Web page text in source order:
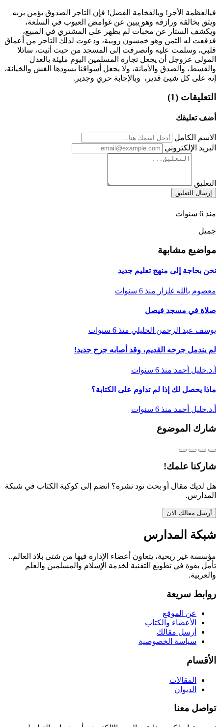
فيالعظمة الأجر! ويالفخامة الفضل! فإن التاجر الصدوق يؤمن بربه
ويثق بخالقه ورازقه وهو يبين عن غوامض العيوب في السلعة،
ويكشف الستار عن مخبآت لم يظهر على المشتري في المبيع،
فدفعت له الثمن وهو خمسون روبية، ودعوت لذلك التاجر من أعماق
قلبي، وسلمت عليه وانصرفت إلى المسجد من حيث أتيت، سائلا
المولى عزوجل أن يجعل تجارة المسلمين اليوم مليئة بالعدل
والقسط، والصدق والأمانة، ولا يجعل أسواقنا يسودها الغش والخيانة،
إنه على كل شيئ قدير، وبالإجابة حري وجدير.
التعليقات (1)
أضف تعليقك
الاسم الكامل
البريد الإلكتروني
التعليق
إرسال التعليق
منذ 6 سنوات
جميل
مواضيع مشابهة
نحن بحاجة إلى منهج تعليم جديد
معصوم بالله غلزار منذ 6 سنوات
صلاة في مسجد فيصل
يوسف عبد الرحمن الخليلي منذ 6 سنوات
لم يندمل جرحه القديم، وقد أصابه جرح جديد!
أ.د.خليل أحمد منذ 6 سنوات
ماذا يحصل لك إذا لم تداوم على الكتابة؟
أ.د.خليل أحمد منذ 6 سنوات
شارك الموضوع
شاركنا علمك!
هل لديك مقال أو بحث تود نشره؟ انضم إلى كوكبة الكتاب في شبكة
المدارس.
أرسل مقالك الآن
شبكة المدارس
مؤسسة غير ربحية، يتعاون أعضاء الإدارة فيها من شتى بلاد العالم..
تأمل بقوة في تطويع التقنية لخدمة الإسلام والمسلمين والعلم
والعربية.
روابط سريعة
عن الموقع
الأعضاء والكتاب
أرسل مقالك
سياسة الخصوصية
الأقسام
المقالات
الديوان
تواصل معنا